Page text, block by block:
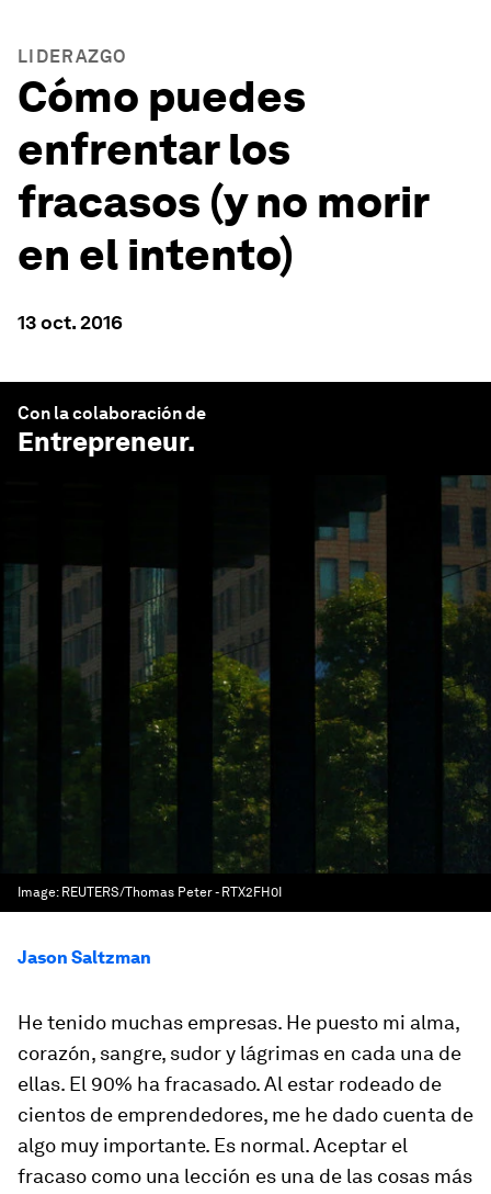
LIDERAZGO
Cómo puedes
enfrentar los
fracasos (y no morir
en el intento)
13 oct. 2016
Con la colaboración de
Entrepreneur.
Image: REUTERS/Thomas Peter - RTX2FH0I
Jason Saltzman
He tenido muchas empresas. He puesto mi alma,
corazón, sangre, sudor y lágrimas en cada una de
ellas. El 90% ha fracasado. Al estar rodeado de
cientos de emprendedores, me he dado cuenta de
algo muy importante. Es normal. Aceptar el
fracaso como una lección es una de las cosas más